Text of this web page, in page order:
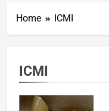
Home ICMI
ICMI